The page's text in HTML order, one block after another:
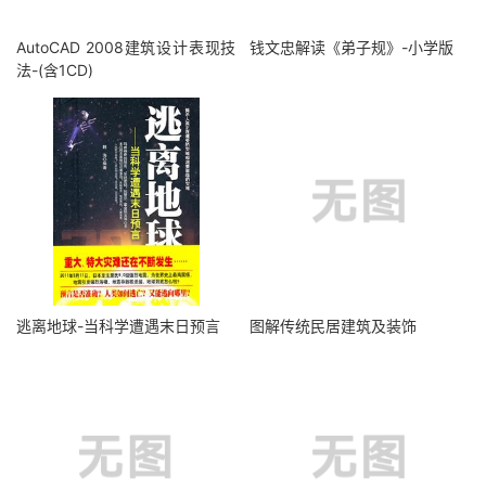
AutoCAD 2008建筑设计表现技
法-(含1CD)
钱文忠解读《弟子规》-小学版
逃离地球-当科学遭遇末日预言 图解传统民居建筑及装饰